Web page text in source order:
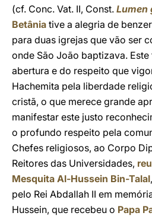
(cf. Conc. Vat. II, Const. Lumen
Betânia tive a alegria de
para duas igrejas que vão ser
onde São João baptizava.
abertura e do respeito que
Hachemita pela liberdade
cristã, o que merece grande
manifestar este justo
o profundo respeito pela
Chefes religiosos, ao Corpo
Reitores das Universidades,
Mesquita Al-Hussein Bin-Talal
pelo Rei Abdallah II em
Hussein, que recebeu o Papa